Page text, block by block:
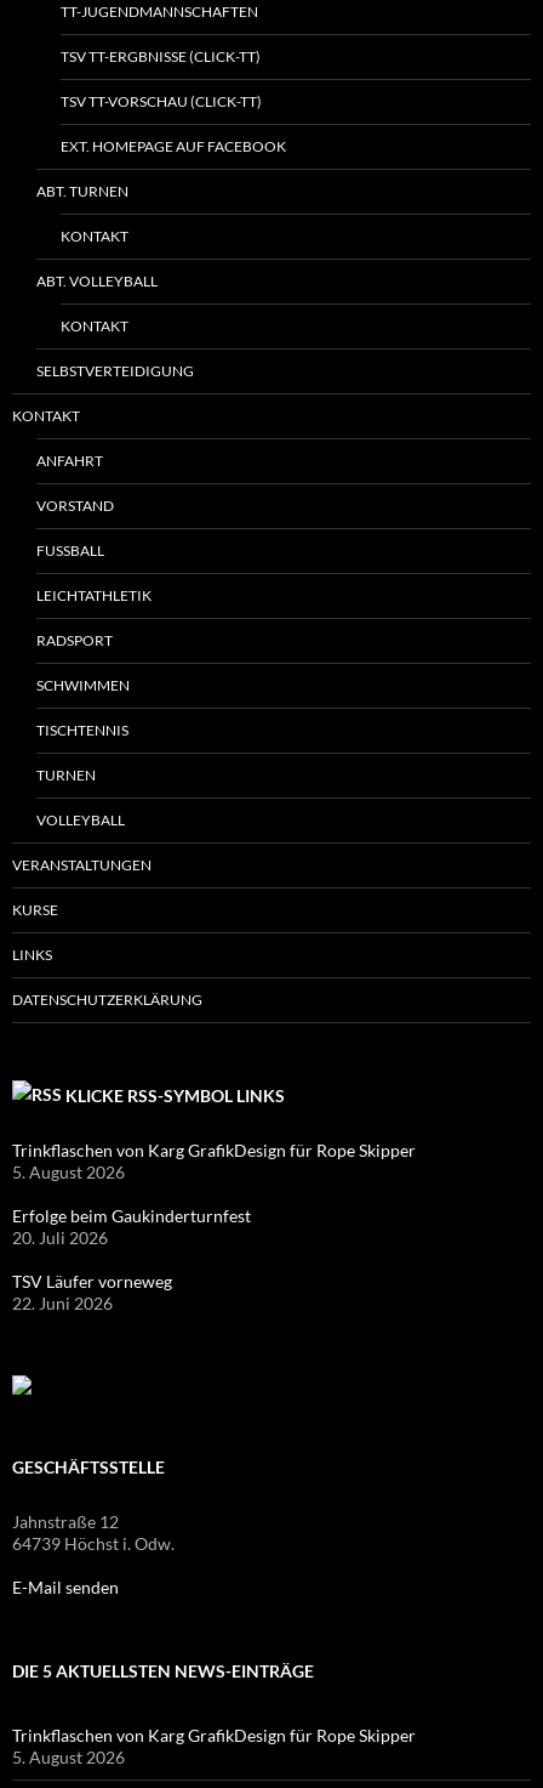
TT-JUGENDMANNSCHAFTEN
TSV TT-ERGBNISSE (CLICK-TT)
TSV TT-VORSCHAU (CLICK-TT)
EXT. HOMEPAGE AUF FACEBOOK
ABT. TURNEN
KONTAKT
ABT. VOLLEYBALL
KONTAKT
SELBSTVERTEIDIGUNG
KONTAKT
ANFAHRT
VORSTAND
FUSSBALL
LEICHTATHLETIK
RADSPORT
SCHWIMMEN
TISCHTENNIS
TURNEN
VOLLEYBALL
VERANSTALTUNGEN
KURSE
LINKS
DATENSCHUTZERKLÄRUNG
KLICKE RSS-SYMBOL LINKS
Trinkflaschen von Karg GrafikDesign für Rope Skipper
5. August 2026
Erfolge beim Gaukinderturnfest
20. Juli 2026
TSV Läufer vorneweg
22. Juni 2026
GESCHÄFTSSTELLE
Jahnstraße 12
64739 Höchst i. Odw.
E-Mail senden
DIE 5 AKTUELLSTEN NEWS-EINTRÄGE
Trinkflaschen von Karg GrafikDesign für Rope Skipper
5. August 2026